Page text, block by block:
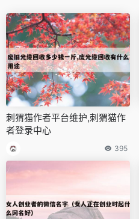
刺猬猫作者平台维护,刺猬猫作
者登录中心
395